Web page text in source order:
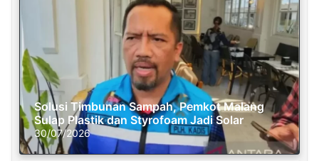
Solusi Timbunan Sampah, Pemkot Malang
Sulap Plastik dan Styrofoam Jadi Solar
30/07/2026